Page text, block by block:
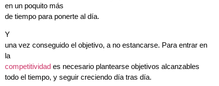
en un poquito más
de tiempo para ponerte al día.
Y
una vez conseguido el objetivo, a no estancarse. Para entrar en
la
competitividad es necesario plantearse objetivos alcanzables
todo el tiempo, y seguir creciendo día tras día.